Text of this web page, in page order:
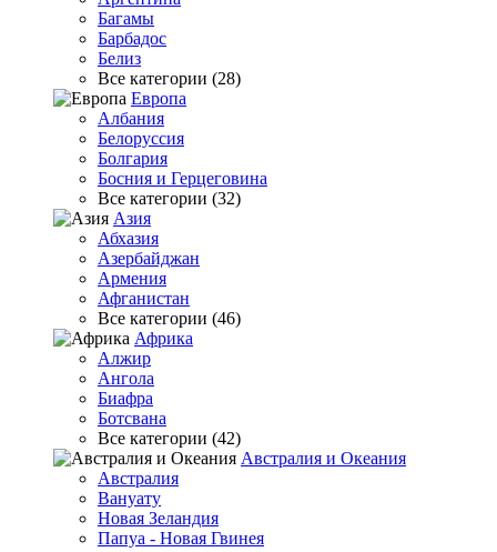
Багамы
Барбадос
Белиз
Все категории (28)
Европа
Албания
Белоруссия
Болгария
Босния и Герцеговина
Все категории (32)
Азия
Абхазия
Азербайджан
Армения
Афганистан
Все категории (46)
Африка
Алжир
Ангола
Биафра
Ботсвана
Все категории (42)
Австралия и Океания
Австралия
Вануату
Новая Зеландия
Папуа - Новая Гвинея